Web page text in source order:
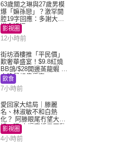
63歲關之琳與27歲男模
爆「嫲孫戀」？激罕開
腔19字回應：多謝大家
掛念近況
影視圈
12小時前
街坊酒樓推「平民價」
歎奢華盛宴！$9.8紅燒
BB鴿/$28開邊蒸龍蝦 3
大晚餐超值優惠
飲食
7小時前
愛回家大結局｜滕麗
名、林淑敏不和白熱
化？ 阿滕眼尾冇望大小
姐一眼 商場直播零互動
影視圈
4小時前